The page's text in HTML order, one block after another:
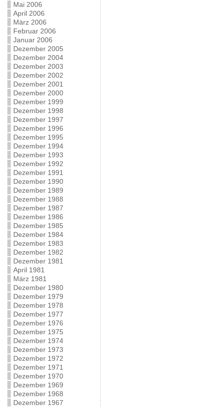
Mai 2006
April 2006
März 2006
Februar 2006
Januar 2006
Dezember 2005
Dezember 2004
Dezember 2003
Dezember 2002
Dezember 2001
Dezember 2000
Dezember 1999
Dezember 1998
Dezember 1997
Dezember 1996
Dezember 1995
Dezember 1994
Dezember 1993
Dezember 1992
Dezember 1991
Dezember 1990
Dezember 1989
Dezember 1988
Dezember 1987
Dezember 1986
Dezember 1985
Dezember 1984
Dezember 1983
Dezember 1982
Dezember 1981
April 1981
März 1981
Dezember 1980
Dezember 1979
Dezember 1978
Dezember 1977
Dezember 1976
Dezember 1975
Dezember 1974
Dezember 1973
Dezember 1972
Dezember 1971
Dezember 1970
Dezember 1969
Dezember 1968
Dezember 1967